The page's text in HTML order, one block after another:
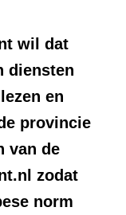
wil dat
diensten
en
provincie
van de
zodat
norm